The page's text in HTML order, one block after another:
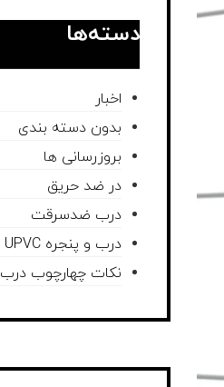
دسته‌ها
اخبار
بدون دسته بندی
بروزرسانی ها
در ضد حریق
درب ضدسرقت
درب و پنجره UPVC
نکات چهارچوب درب